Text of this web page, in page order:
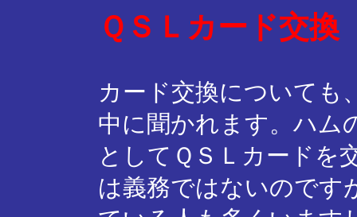
ＱＳＬカード交換
カード交換についても
中に聞かれます。ハム
としてＱＳＬカードを
は義務ではないのです